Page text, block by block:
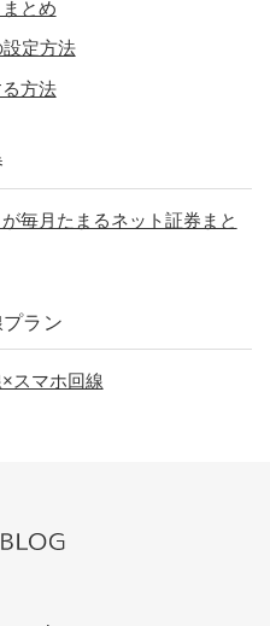
とめ
定方法
方法
毎月たまるネット証券まと
ラン
スマホ回線